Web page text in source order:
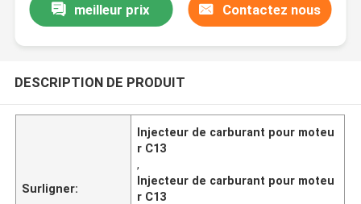
meilleur prix Contactez nous
DESCRIPTION DE PRODUIT
Surligner:
Injecteur de carburant pour moteu
r C13
,
Injecteur de carburant pour moteu
r C13